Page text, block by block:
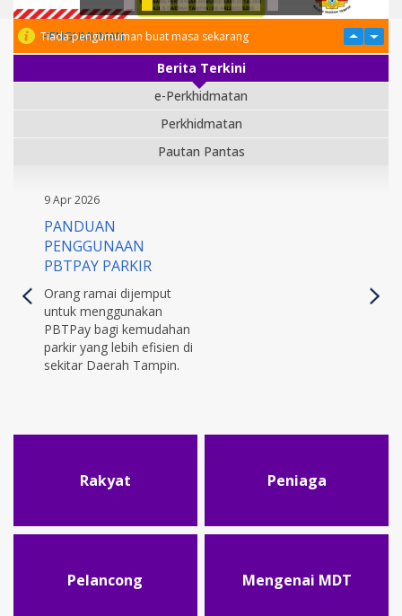
PENGUMUMAN
Tiada pengumuman buat masa sekarang
Berita Terkini
e-Perkhidmatan
Perkhidmatan
Pautan Pantas
9 Apr 2026
PANDUAN
PENGGUNAAN
PBTPAY PARKIR
Orang ramai dijemput
untuk menggunakan
PBTPay bagi kemudahan
parkir yang lebih efisien di
sekitar Daerah Tampin.
Rakyat Peniaga
Pelancong Mengenai MDT